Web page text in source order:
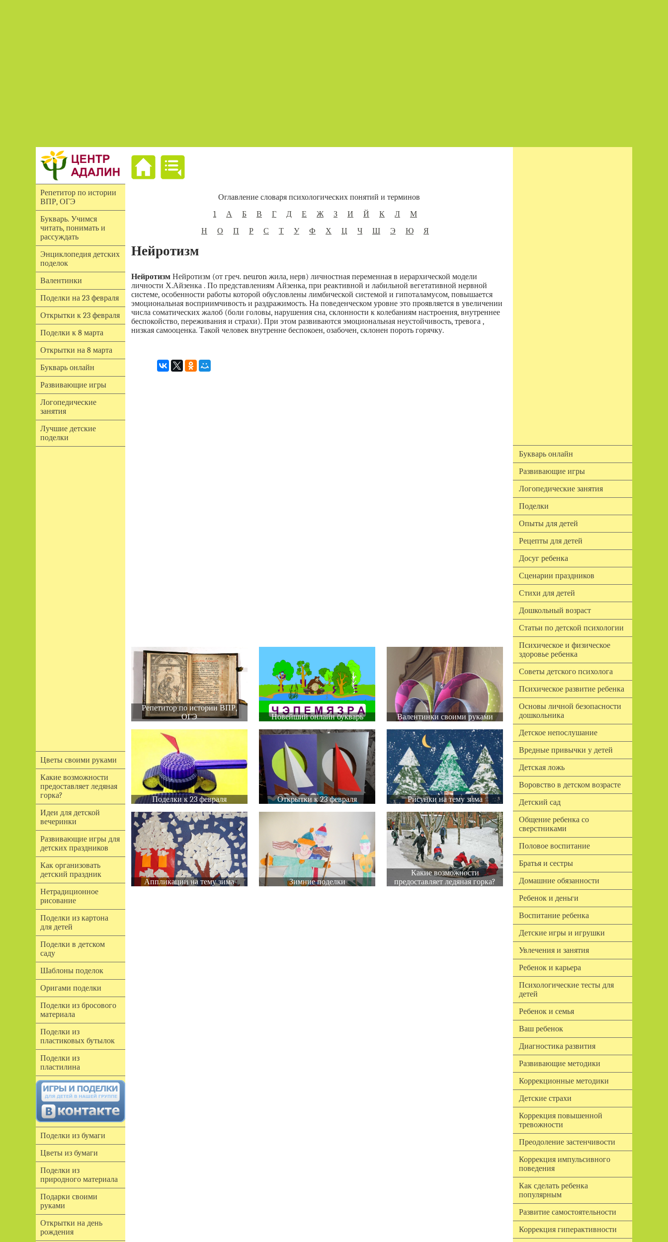
Репетитор по истории
ВПР, ОГЭ
Букварь. Учимся
читать, понимать и
рассуждать
Энциклопедия детских
поделок
Валентинки
Поделки на 23 февраля
Открытки к 23 февраля
Поделки к 8 марта
Открытки на 8 марта
Букварь онлайн
Развивающие игры
Логопедические
занятия
Лучшие детские
поделки
Цветы своими руками
Какие возможности
предоставляет ледяная
горка?
Идеи для детской
вечеринки
Развивающие игры для
детских праздников
Как организовать
детский праздник
Нетрадиционное
рисование
Поделки из картона
для детей
Поделки в детском
саду
Шаблоны поделок
Оригами поделки
Поделки из бросового
материала
Поделки из
пластиковых бутылок
Поделки из
пластилина
Поделки из бумаги
Цветы из бумаги
Поделки из
природного материала
Подарки своими
руками
Открытки на день
рождения
Оглавление словаря психологических понятий и терминов
1
А Б В Г Д Е Ж З И Й К Л
М
Н
О П Р С Т У Ф Х Ц Ч Ш Э Ю Я
Нейротизм
НейротизмНейротизм (от греч. neuron жила, нерв) личностная переменная в иерархической модели
личности Х.Айзенка . По представлениям Айзенка, при реактивной и лабильной вегетативной нервной
системе, особенности работы которой обусловлены лимбической системой и гипоталамусом, повышается
эмоциональная восприимчивость и раздражимость. На поведенческом уровне это проявляется в увеличении
числа соматических жалоб (боли головы, нарушения сна, склонности к колебаниям настроения, внутреннее
беспокойство, переживания и страхи). При этом развиваются эмоциональная неустойчивость, тревога ,
низкая самооценка. Такой человек внутренне беспокоен, озабочен, склонен пороть горячку.
Репетитор по истории ВПР,
ОГЭ
Новейший онлайн букварь Валентинки своими руками
Поделки к 23 февраля Открытки к 23 февраля Рисунки на тему зима
Аппликации на тему зима Зимние поделки
Какие возможности
предоставляет ледяная горка?
Букварь онлайн
Развивающие игры
Логопедические занятия
Поделки
Опыты для детей
Рецепты для детей
Досуг ребенка
Сценарии праздников
Стихи для детей
Дошкольный возраст
Статьи по детской психологии
Психическое и физическое
здоровье ребенка
Советы детского психолога
Психическое развитие ребенка
Основы личной безопасности
дошкольника
Детское непослушание
Вредные привычки у детей
Детская ложь
Воровство в детском возрасте
Детский сад
Общение ребенка со
сверстниками
Половое воспитание
Братья и сестры
Домашние обязанности
Ребенок и деньги
Воспитание ребенка
Детские игры и игрушки
Увлечения и занятия
Ребенок и карьера
Психологические тесты для
детей
Ребенок и семья
Ваш ребенок
Диагностика развития
Развивающие методики
Коррекционные методики
Детские страхи
Коррекция повышенной
тревожности
Преодоление застенчивости
Коррекция импульсивного
поведения
Как сделать ребенка
популярным
Развитие самостоятельности
Коррекция гиперактивности